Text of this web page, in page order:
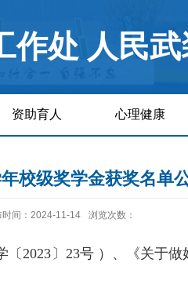
作处 人民
资助育人 心理健康
年校级奖学金获奖名单
时间：2024-11-14 浏览次数：
2023〕23号 ）、《关于